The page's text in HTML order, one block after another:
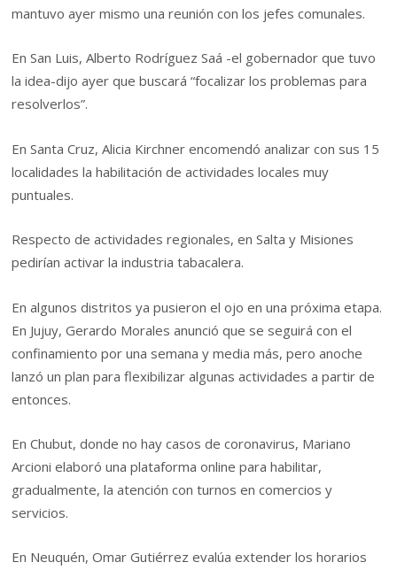
mantuvo ayer mismo una reunión con los jefes comunales.
En San Luis, Alberto Rodríguez Saá -el gobernador que tuvo
la idea-dijo ayer que buscará “focalizar los problemas para
resolverlos”.
En Santa Cruz, Alicia Kirchner encomendó analizar con sus 15
localidades la habilitación de actividades locales muy
puntuales.
Respecto de actividades regionales, en Salta y Misiones
pedirían activar la industria tabacalera.
En algunos distritos ya pusieron el ojo en una próxima etapa.
En Jujuy, Gerardo Morales anunció que se seguirá con el
confinamiento por una semana y media más, pero anoche
lanzó un plan para flexibilizar algunas actividades a partir de
entonces.
En Chubut, donde no hay casos de coronavirus, Mariano
Arcioni elaboró una plataforma online para habilitar,
gradualmente, la atención con turnos en comercios y
servicios.
En Neuquén, Omar Gutiérrez evalúa extender los horarios